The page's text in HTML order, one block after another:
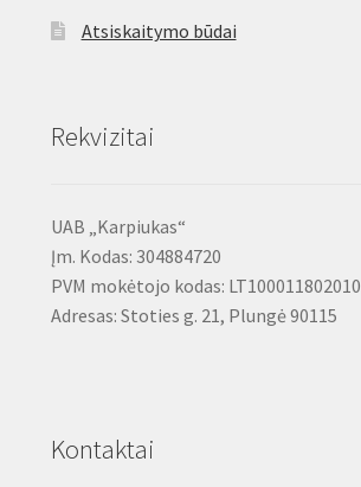
Atsiskaitymo būdai
Rekvizitai
UAB „Karpiukas“
Įm. Kodas: 304884720
PVM mokėtojo kodas: LT100011802010
Adresas: Stoties g. 21, Plungė 90115
Kontaktai